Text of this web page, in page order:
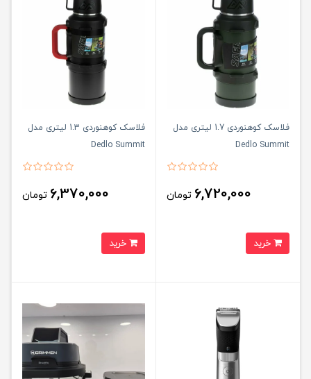
فلاسک کوهنوردی 1.7 لیتری مدل
Dedlo Summit
6,720,000 تومان
فلاسک کوهنوردی 1.3 لیتری مدل
Dedlo Summit
6,370,000 تومان